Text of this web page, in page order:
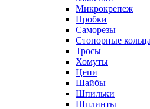
Микрокрепеж
Пробки
Саморезы
Стопорные кольца
Тросы
Хомуты
Цепи
Шайбы
Шпильки
Шплинты